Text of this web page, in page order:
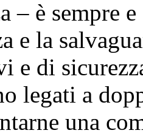
– è sempre
e la
e di
legati a
una